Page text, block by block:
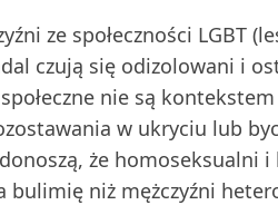
ze społeczności LGBT
czują się odizolowani i
nie są
w ukryciu lub
że homoseksualni i
niż mężczyźni